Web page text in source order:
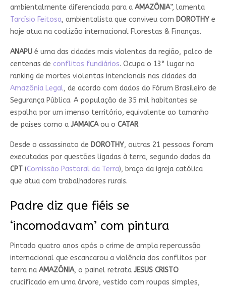
ambientalmente diferenciada para a AMAZÔNIA”, lamenta
Tarcísio Feitosa, ambientalista que conviveu com DOROTHYe
hoje atua na coalizão internacional Florestas & Finanças.
ANAPUé uma das cidades mais violentas da região, palco de
centenas de conflitos fundiários. Ocupa o 13° lugar no
ranking de mortes violentas intencionais nas cidades da
Amazônia Legal, de acordo com dados do Fórum Brasileiro de
Segurança Pública. A população de 35 mil habitantes se
espalha por um imenso território, equivalente ao tamanho
de países como a JAMAICAou o CATAR.
Desde o assassinato de DOROTHY, outras 21 pessoas foram
executadas por questões ligadas à terra, segundo dados da
CPT(Comissão Pastoral da Terra), braço da igreja católica
que atua com trabalhadores rurais.
Padre diz que fiéis se
‘incomodavam’ com pintura
Pintado quatro anos após o crime de ampla repercussão
internacional que escancarou a violência dos conflitos por
terra na AMAZÔNIA, o painel retrata JESUS CRISTO
crucificado em uma árvore, vestido com roupas simples,